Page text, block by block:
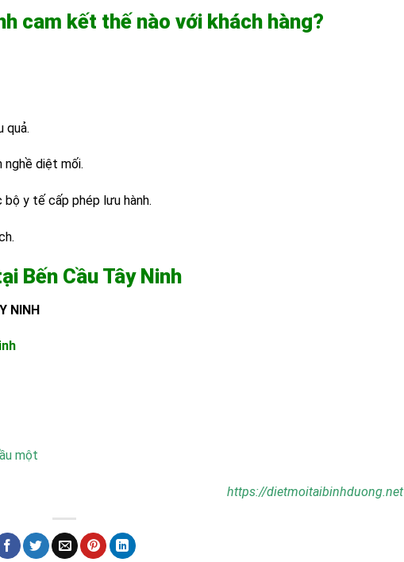
cam kết thế nào với khách hàng?
quả.
nghề diệt mối.
y tế cấp phép lưu hành.
Bến Cầu Tây Ninh
NINH
một
https://dietmoitaibinhduong.net